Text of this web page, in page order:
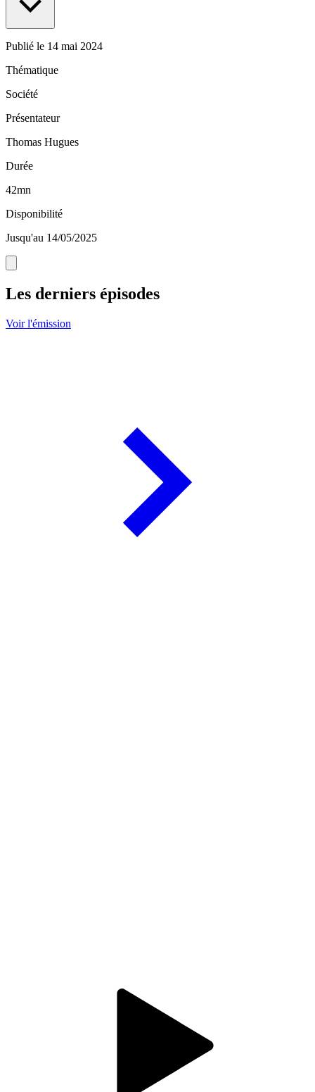
Publié le 14 mai 2024
Thématique
Société
Présentateur
Thomas Hugues
Durée
42mn
Disponibilité
Jusqu'au 14/05/2025
Les derniers épisodes
Voir l'émission